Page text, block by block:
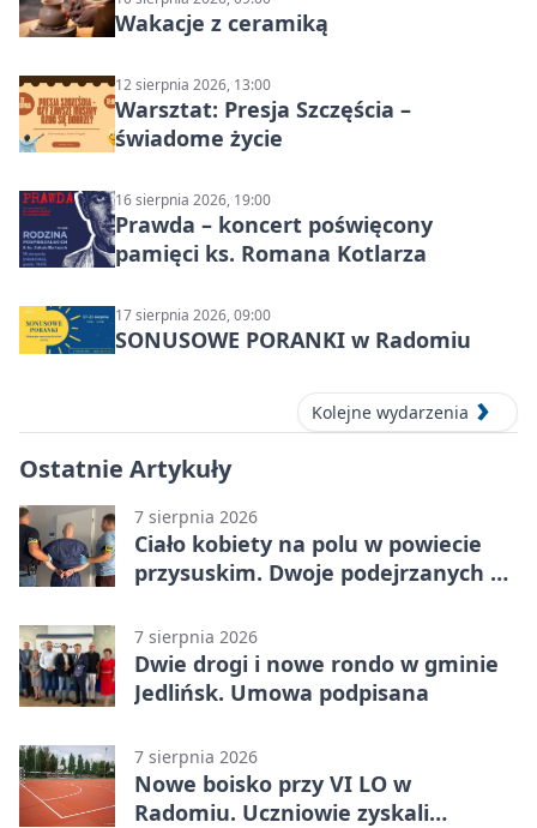
Wakacje z ceramiką
12 sierpnia 2026, 13:00
Warsztat: Presja Szczęścia –
świadome życie
16 sierpnia 2026, 19:00
Prawda – koncert poświęcony
pamięci ks. Romana Kotlarza
17 sierpnia 2026, 09:00
SONUSOWE PORANKI w Radomiu
Kolejne wydarzenia
Ostatnie Artykuły
7 sierpnia 2026
Ciało kobiety na polu w powiecie
przysuskim. Dwoje podejrzanych w
7 sierpnia 2026
Dwie drogi i nowe rondo w gminie
Jedlińsk. Umowa podpisana
7 sierpnia 2026
Nowe boisko przy VI LO w
Radomiu. Uczniowie zyskali